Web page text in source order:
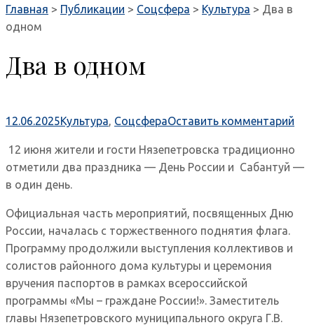
Главная > Публикации > Соцсфера > Культура > Два в
одном
Два в одном
12.06.2025Культура, СоцсфераОставить комментарий
12 июня жители и гости Нязепетровска традиционно
отметили два праздника — День России и Сабантуй —
в один день.
Официальная часть мероприятий, посвященных Дню
России, началась с торжественного поднятия флага.
Программу продолжили выступления коллективов и
солистов районного дома культуры и церемония
вручения паспортов в рамках всероссийской
программы «Мы – граждане России!». Заместитель
главы Нязепетровского муниципального округа Г.В.